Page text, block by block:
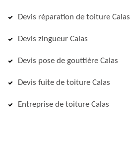
Devis réparation de toiture Calas
Devis zingueur Calas
Devis pose de gouttière Calas
Devis fuite de toiture Calas
Entreprise de toiture Calas